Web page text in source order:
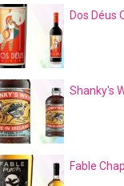
Dos Déus
Shanky's
Fable